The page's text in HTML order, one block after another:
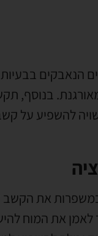
הנאבקים
בנוסף,
להשפיע על קשב
כמשפרות את
את המוח